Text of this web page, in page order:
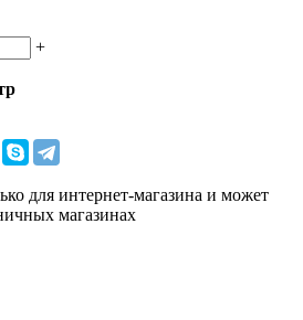
+
для интернет-магазина и может
магазинах